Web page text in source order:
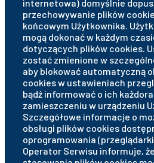
internetowa) domyślnie
przechowywanie plików
końcowym Użytkownika.
mogą dokonać w każdym
dotyczących plików cookies.
zostać zmienione w
aby blokować automatyczną
cookies w ustawieniach
bądź informować o ich
zamieszczeniu w urządzeniu
Szczegółowe informacje o
obsługi plików cookies
oprogramowania
Operator Serwisu informuje,